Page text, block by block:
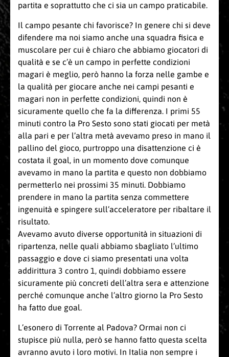
partita e soprattutto che ci sia un campo praticabile.
Il campo pesante chi favorisce? In genere chi si deve
difendere ma noi siamo anche una squadra fisica e
muscolare per cui è chiaro che abbiamo giocatori di
qualità e se c’è un campo in perfette condizioni
magari è meglio, però hanno la forza nelle gambe e
la qualità per giocare anche nei campi pesanti e
magari non in perfette condizioni, quindi non è
sicuramente quello che fa la differenza. I primi 55
minuti contro la Pro Sesto sono stati giocati per metà
alla pari e per l’altra metà avevamo preso in mano il
pallino del gioco, purtroppo una disattenzione ci è
costata il goal, in un momento dove comunque
avevamo in mano la partita e questo non dobbiamo
permetterlo nei prossimi 35 minuti. Dobbiamo
prendere in mano la partita senza commettere
ingenuità e spingere sull’acceleratore per ribaltare il
risultato.
Avevamo avuto diverse opportunità in situazioni di
ripartenza, nelle quali abbiamo sbagliato l’ultimo
passaggio e dove ci siamo presentati una volta
addirittura 3 contro 1, quindi dobbiamo essere
sicuramente più concreti dell’altra sera e attenzione
perché comunque anche l’altro giorno la Pro Sesto
ha fatto due goal.
L’esonero di Torrente al Padova? Ormai non ci
stupisce più nulla, però se hanno fatto questa scelta
avranno avuto i loro motivi. In Italia non sempre i